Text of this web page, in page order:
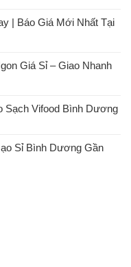
| Báo Giá Mới Nhất Tại
Giá Sỉ – Giao Nhanh
Sạch Vifood Bình Dương
Sỉ Bình Dương Gần